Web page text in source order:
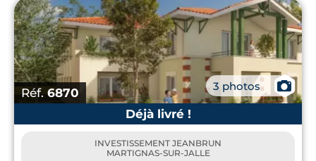
Réf. 6870 3 photos
📷
Déjà livré !
INVESTISSEMENT JEANBRUN
MARTIGNAS-SUR-JALLE